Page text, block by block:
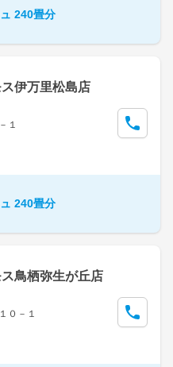
240畳分
伊万里松島店
１
240畳分
鳥栖弥生が丘店
０－１